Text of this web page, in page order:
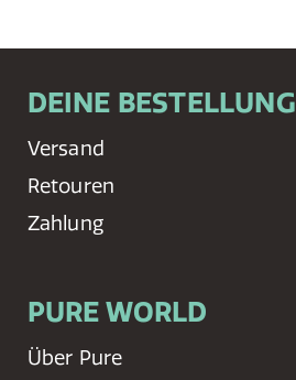
DEINE BESTELLUNG
Versand
Retouren
Zahlung
PURE WORLD
Über Pure